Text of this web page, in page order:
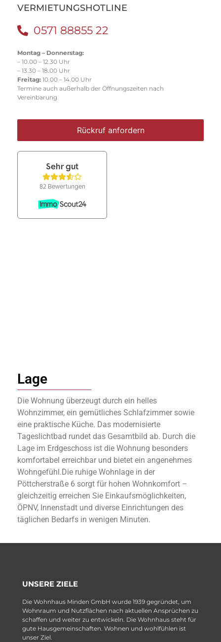
VERMIETUNGSHOTLINE
0571 88855 22
Montag – Donnerstag:
– 10.00 – 12.30 Uhr
– 13.30 – 18.00 Uhr
Freitag: 10.00 – 14.00 Uhr
Termine auch außerhalb der Öffnungszeiten nach
Vereinbarung
Rückruf anfordern
Lage
Die Wohnung überzeugt durch ein helles
Wohnzimmer, ein gemütliches Schlafzimmer sowie
eine praktische Küche. Das modernisierte
Tageslichtbad rundet das Gesamtbild ab. Durch die
Lage im Erdgeschoss ist die Wohnung besonders
komfortabel erreichbar und bietet ein angenehmes
Wohngefühl.Die ruhige Wohnlage in der
Pöttcherstraße 6 sorgt für hohen Wohnkomfort –
gleichzeitig erreichen Sie Einkaufsmöglichkeiten,
ÖPNV, Innenstadt und diverse Einrichtungen des
täglichen Bedarfs in wenigen Minuten.
UNSERE ZIELE
Die Wohnhaus Minden GmbH wurde 1939 gegründet, um
Wohnraum und Nutzflächen nach aktuellen Ansprüchen zu
schaffen und weiter zu entwickeln. Die Wohnhaus steht für
gute Hausgemeinschaften. Wohnen und wohlfühlen ist
unser Ziel.